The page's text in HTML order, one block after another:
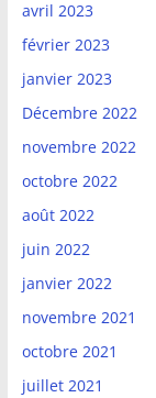
avril 2023
février 2023
janvier 2023
Décembre 2022
novembre 2022
octobre 2022
août 2022
juin 2022
janvier 2022
novembre 2021
octobre 2021
juillet 2021